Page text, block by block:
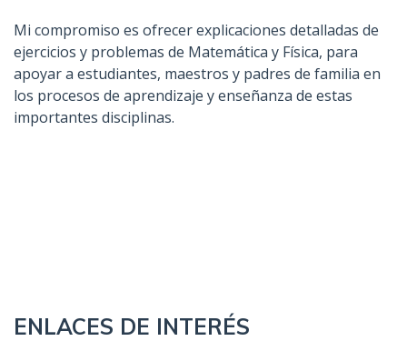
Mi compromiso es ofrecer explicaciones detalladas de
ejercicios y problemas de Matemática y Física, para
apoyar a estudiantes, maestros y padres de familia en
los procesos de aprendizaje y enseñanza de estas
importantes disciplinas.
ENLACES DE INTERÉS